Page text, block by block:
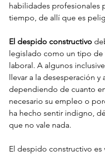
habilidades profesionales
tiempo, de allí que es
El despido constructivo
legislado como un tipo de
laboral. A algunos
llevar a la desesperación y
dependiendo de cuanto
necesario su empleo o
ha hecho sentir indigno,
que no vale nada.
El despido constructivo es